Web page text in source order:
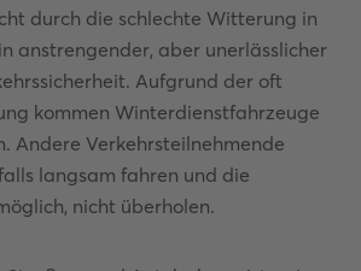
durch die schlechte Witterung in
anstrengender, aber unerlässlicher
Aufgrund der oft
kommen Winterdienstfahrzeuge
Andere Verkehrsteilnehmende
langsam fahren und die
nicht überholen.